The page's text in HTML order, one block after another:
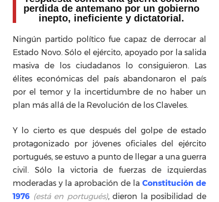
perdida de antemano por un gobierno
inepto, ineficiente y dictatorial.
Ningún partido político fue capaz de derrocar al
Estado Novo. Sólo el ejército, apoyado por la salida
masiva de los ciudadanos lo consiguieron. Las
élites económicas del país abandonaron el país
por el temor y la incertidumbre de no haber un
plan más allá de la Revolución de los Claveles.
Y lo cierto es que después del golpe de estado
protagonizado por jóvenes oficiales del ejército
portugués, se estuvo a punto de llegar a una guerra
civil. Sólo la victoria de fuerzas de izquierdas
moderadas y la aprobación de la Constitución de
1976 (está en portugués), dieron la posibilidad de